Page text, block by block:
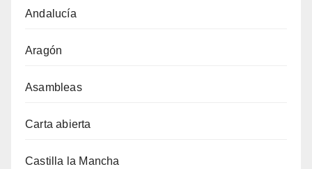
Andalucía
Aragón
Asambleas
Carta abierta
Castilla la Mancha